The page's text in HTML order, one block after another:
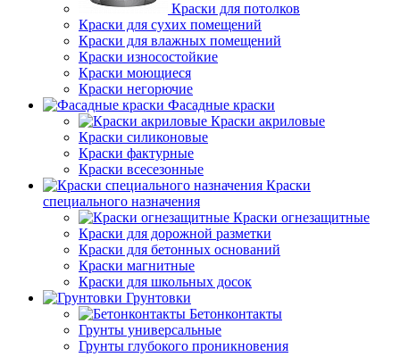
Краски для потолков
Краски для сухих помещений
Краски для влажных помещений
Краски износостойкие
Краски моющиеся
Краски негорючие
Фасадные краски
Краски акриловые
Краски силиконовые
Краски фактурные
Краски всесезонные
Краски
специального назначения
Краски огнезащитные
Краски для дорожной разметки
Краски для бетонных оснований
Краски магнитные
Краски для школьных досок
Грунтовки
Бетонконтакты
Грунты универсальные
Грунты глубокого проникновения